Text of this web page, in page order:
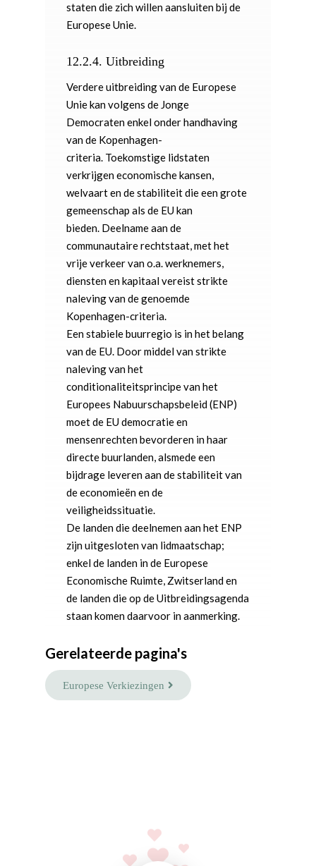
staten die zich willen aansluiten bij de
Europese Unie.
12.2.4.Uitbreiding
Verdere uitbreiding van de Europese
Unie kan volgens de Jonge
Democraten enkel onder handhaving
van de Kopenhagen-
criteria. Toekomstige lidstaten
verkrijgen economische kansen,
welvaart en de stabiliteit die een grote
gemeenschap als de EU kan
bieden. Deelname aan de
communautaire rechtstaat, met het
vrije verkeer van o.a. werknemers,
diensten en kapitaal vereist strikte
naleving van de genoemde
Kopenhagen-criteria.
Een stabiele buurregio is in het belang
van de EU. Door middel van strikte
naleving van het
conditionaliteitsprincipe van het
Europees Nabuurschapsbeleid (ENP)
moet de EU democratie en
mensenrechten bevorderen in haar
directe buurlanden, alsmede een
bijdrage leveren aan de stabiliteit van
de economieën en de
veiligheidssituatie.
De landen die deelnemen aan het ENP
zijn uitgesloten van lidmaatschap;
enkel de landen in de Europese
Economische Ruimte, Zwitserland en
de landen die op de Uitbreidingsagenda
staan komen daarvoor in aanmerking.
Gerelateerde pagina's
Europese Verkiezingen